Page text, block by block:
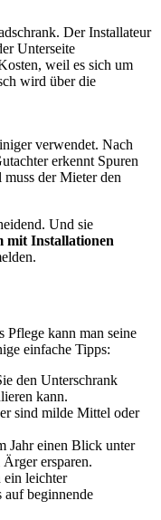
Der Installateur
Unterseite
weil es sich um
wird über die
verwendet. Nach
erkennt Spuren
der Mieter den
Und sie
mit Installationen
kann man seine
einfache Tipps:
den Unterschrank
kann.
sind milde Mittel oder
Jahr einen Blick unter
ersparen.
ein leichter
beginnende